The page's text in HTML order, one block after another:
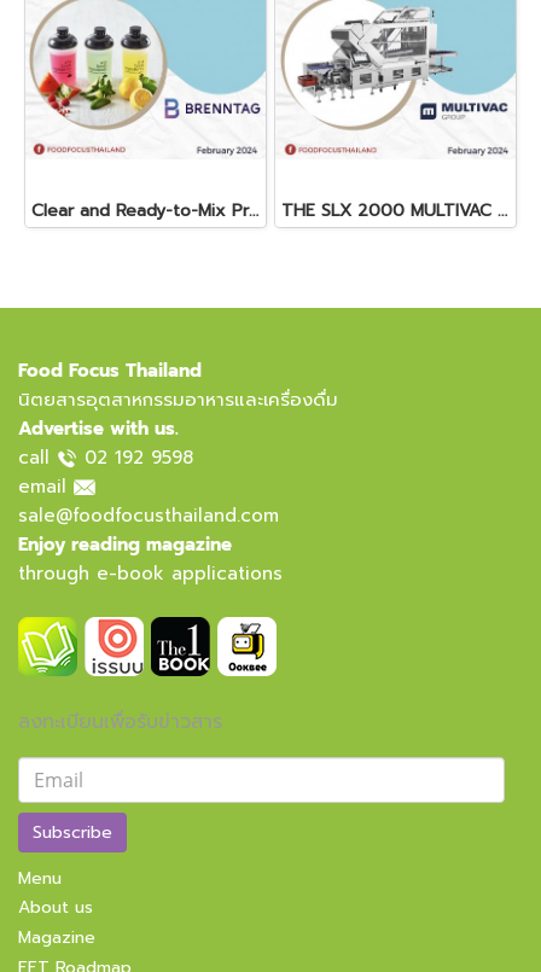
Clear and Ready-to-Mix Protein Shakes THE SLX 2000 MULTIVAC SLICER
Food Focus Thailand
นิตยสารอุตสาหกรรมอาหารและเครื่องดื่ม
Advertise with us.
call
02 192 9598
email
sale@foodfocusthailand.com
Enjoy reading magazine
through e-book applications
ลงทะเบียนเพื่อรับข่าวสาร
Subscribe
Menu
About us
Magazine